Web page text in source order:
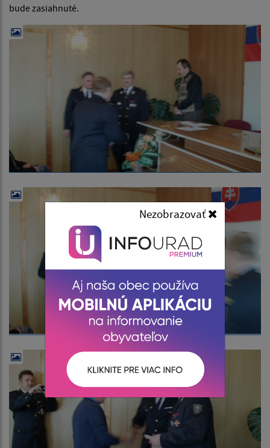
Nezobrazovať
bude zasiahnuté.